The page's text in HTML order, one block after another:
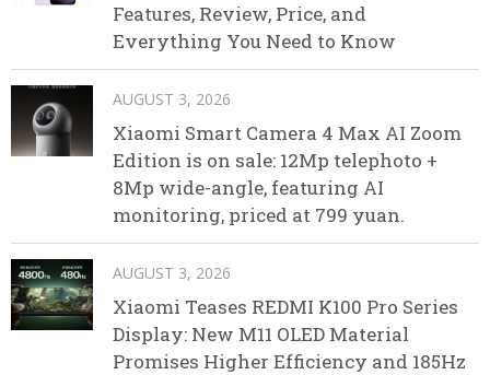
Features, Review, Price, and
Everything You Need to Know
AUGUST 3, 2026
Xiaomi Smart Camera 4 Max AI Zoom
Edition is on sale: 12Mp telephoto +
8Mp wide-angle, featuring AI
monitoring, priced at 799 yuan.
AUGUST 3, 2026
Xiaomi Teases REDMI K100 Pro Series
Display: New M11 OLED Material
Promises Higher Efficiency and 185Hz